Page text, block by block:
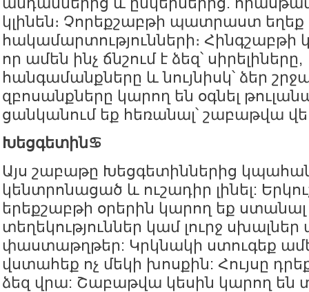
կլինեն։ Չորեքշաբթի պատրաստ եղեք
հակամարտությունների։ Հինգշաբթի
որ ամեն ինչ ճնշում է ձեզ՝ սիրելիները,
հանգամանքները և նույնիսկ՝ ձեր
զբոսանքները կարող են օգնել
ցանկանում եք հեռանալ՝ շաբաթվա
Խեցգետին♋️
Այս շաբաթը Խեցգետիններից
կենտրոնացած և ուշադիր լինել:
երեքշաբթի օրերին կարող եք ստանալ
տեղեկություններ կամ լուրջ
փաստաթղթեր: Կրկնակի ստուգեք
վստահեք ոչ մեկի խոսքին: Հույսը
ձեզ վրա: Շաբաթվա կեսին կարող են